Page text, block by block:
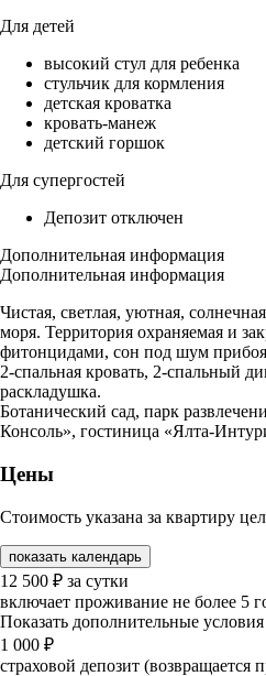
Для детей
высокий стул для ребенка
стульчик для кормления
детская кроватка
кровать-манеж
детский горшок
Для супергостей
Депозит отключен
Дополнительная информация
Дополнительная информация
Чистая, светлая, уютная,
моря. Территория охраняемая и
фитонцидами, сон под шум
2-спальная кровать, 2-спальный
раскладушка.
Ботанический сад, парк
Консоль», гостиница «Ялта-
Цены
Стоимость указана за квартиру
показать календарь
12 500 ₽ за сутки
включает проживание не более 5
Показать дополнительные
1 000 ₽
страховой депозит (возвращается